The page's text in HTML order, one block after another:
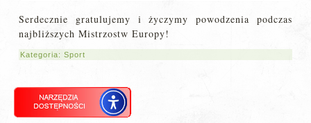
Serdecznie gratulujemy i życzymy powodzenia podczas
najbliższych Mistrzostw Europy!
Kategoria:Sport